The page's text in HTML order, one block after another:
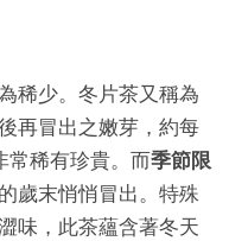
稀少。冬片茶又稱為
再冒出之嫩芽，約每
常稀有珍貴。而季節限
歲末悄悄冒出。特殊
味，此茶蘊含著冬天